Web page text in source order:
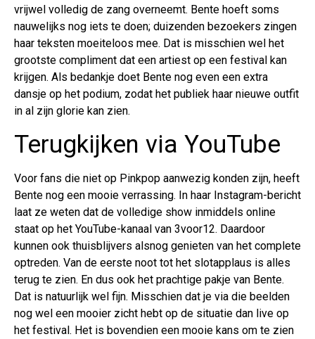
vrijwel volledig de zang overneemt. Bente hoeft soms
nauwelijks nog iets te doen; duizenden bezoekers zingen
haar teksten moeiteloos mee. Dat is misschien wel het
grootste compliment dat een artiest op een festival kan
krijgen. Als bedankje doet Bente nog even een extra
dansje op het podium, zodat het publiek haar nieuwe outfit
in al zijn glorie kan zien.
Terugkijken via YouTube
Voor fans die niet op Pinkpop aanwezig konden zijn, heeft
Bente nog een mooie verrassing. In haar Instagram-bericht
laat ze weten dat de volledige show inmiddels online
staat op het YouTube-kanaal van 3voor12. Daardoor
kunnen ook thuisblijvers alsnog genieten van het complete
optreden. Van de eerste noot tot het slotapplaus is alles
terug te zien. En dus ook het prachtige pakje van Bente.
Dat is natuurlijk wel fijn. Misschien dat je via die beelden
nog wel een mooier zicht hebt op de situatie dan live op
het festival. Het is bovendien een mooie kans om te zien